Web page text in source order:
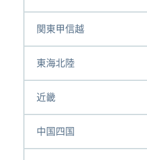
関東甲信越
東海北陸
近畿
中国四国